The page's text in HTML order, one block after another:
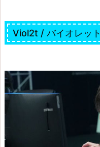
Viol2t / バイオレット